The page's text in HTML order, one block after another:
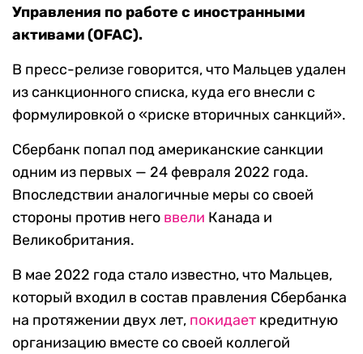
Управления по работе с иностранными
активами (OFAC).
В пресс-релизе говорится, что Мальцев удален
из санкционного списка, куда его внесли с
формулировкой о «риске вторичных санкций».
Сбербанк попал под американские санкции
одним из первых — 24 февраля 2022 года.
Впоследствии аналогичные меры со своей
стороны против него ввели Канада и
Великобритания.
В мае 2022 года стало известно, что Мальцев,
который входил в состав правления Сбербанка
на протяжении двух лет, покидает кредитную
организацию вместе со своей коллегой